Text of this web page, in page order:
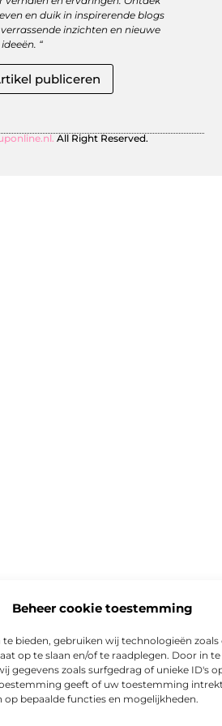
Beheer cookie toestemming
bieden, gebruiken wij technologieën
op te slaan en/of te raadplegen. Door in
gegevens zoals surfgedrag of unieke ID's
geeft of uw toestemming
op bepaalde functies en mogelijkheden.
en duik in inspirerende blogs
inzichten en nieuwe
ideeën. “
publiceren
All Right Reserved.